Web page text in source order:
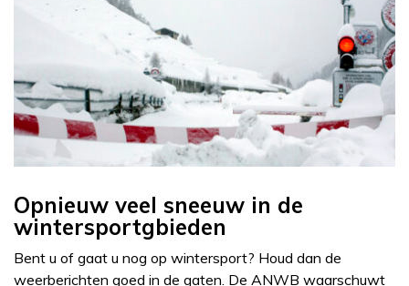
Opnieuw veel sneeuw in de
wintersportgbieden
Bent u of gaat u nog op wintersport? Houd dan de
weerberichten goed in de gaten. De ANWB waarschuwt